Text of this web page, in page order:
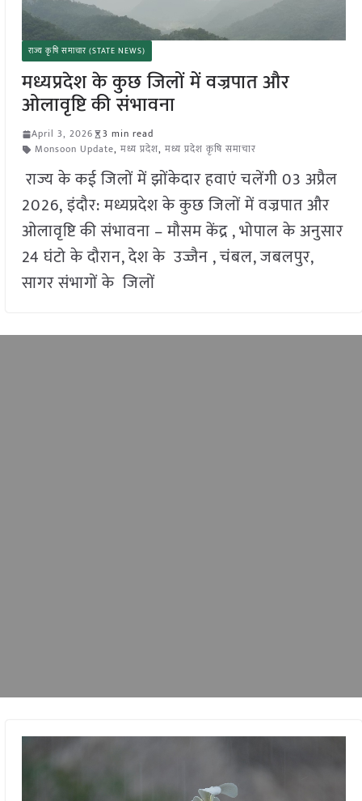
राज्य कृषि समाचार (STATE NEWS)
मध्यप्रदेश के कुछ जिलों में वज्रपात और
ओलावृष्टि की संभावना
April 3, 2026
3 min read
Monsoon Update, मध्य प्रदेश, मध्य प्रदेश कृषि समाचार
राज्य के कई जिलों में झोंकेदार हवाएं चलेंगी 03 अप्रैल
2026, इंदौर: मध्यप्रदेश के कुछ जिलों में वज्रपात और
ओलावृष्टि की संभावना – मौसम केंद्र , भोपाल के अनुसार
24 घंटो के दौरान, देश के उज्जैन , चंबल, जबलपुर,
सागर संभागों के जिलों